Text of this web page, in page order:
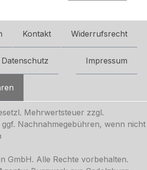
Kontakt Widerrufsrecht
Datenschutz Impressum
Mehrwertsteuer zzgl.
ggf. Nachnahmegebühren, wenn nicht
GmbH. Alle Rechte vorbehalten.